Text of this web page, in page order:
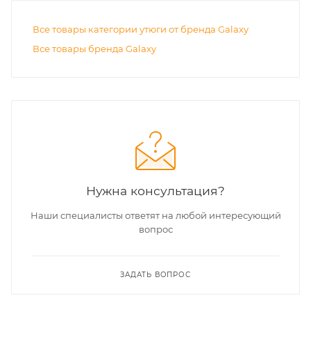
Все товары категории утюги от бренда Galaxy
Все товары бренда Galaxy
Нужна консультация?
Наши специалисты ответят на любой интересующий
вопрос
ЗАДАТЬ ВОПРОС